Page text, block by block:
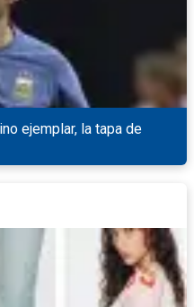
ejemplar, la tapa de